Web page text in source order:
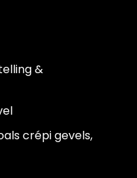
&
crépi gevels,